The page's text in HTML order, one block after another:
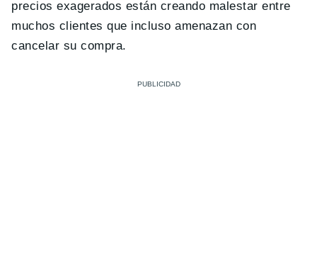
precios exagerados están creando malestar entre
muchos clientes que incluso amenazan con
cancelar su compra.